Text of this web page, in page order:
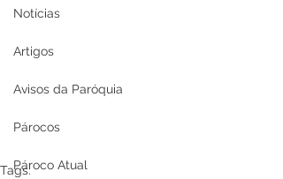
Notícias
Artigos
Avisos da Paróquia
Párocos
Pároco Atual
Tags: